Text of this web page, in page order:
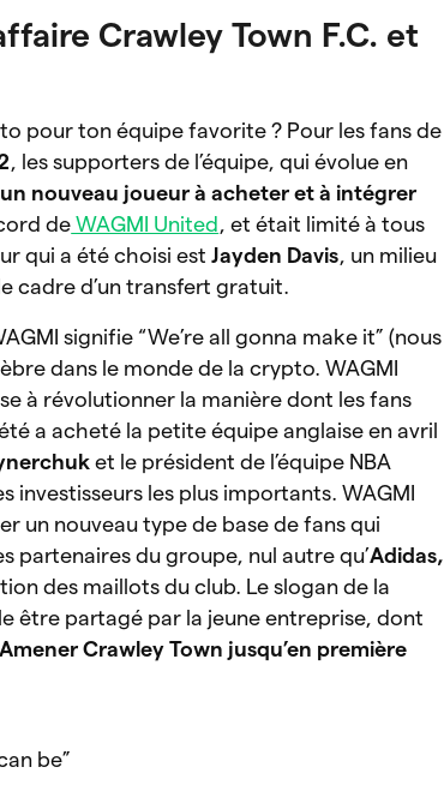
Crawley Town F.C. et
pour ton équipe favorite ? Pour les fans de
, les supporters de l’équipe, qui évolue en
nouveau joueur à acheter et à intégrer
de WAGMI United , et était limité à tous
qui a été choisi estJayden Davis, un milieu
cadre d’un transfert gratuit.
signifie “We’re all gonna make it” (nous
dans le monde de la crypto. WAGMI
à révolutionner la manière dont les fans
a acheté la petite équipe anglaise en avril
et le président de l’équipe NBA
investisseurs les plus importants. WAGMI
un nouveau type de base de fans qui
partenaires du groupe, nul autre qu’Adidas,
des maillots du club. Le slogan de la
être partagé par la jeune entreprise, dont
Amener Crawley Town jusqu’en première
be”​